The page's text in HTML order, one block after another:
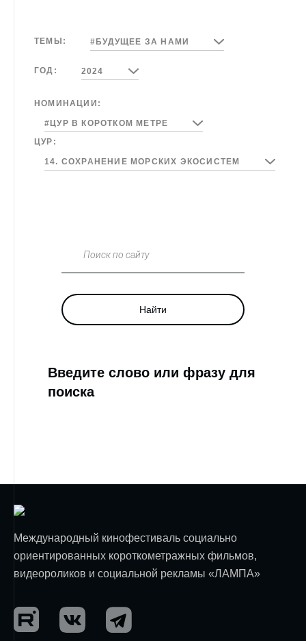
ТЕМЫ: #БУДУЩЕЕ ЗА НАМИ
ГОД: 2024
НОМИНАЦИИ:
#ЦУР В КОРОТКОМ МЕТРЕ
ЦУР:
14. СОХРАНЕНИЕ МОРСКИХ ЭКОСИСТЕМ
Поиск по сайту
Найти
Введите слово или фразу для
поиска
Международный кинофестиваль социально
ориентированных короткометражных фильмов,
видеороликов и социальной рекламы «ЛАМПА»